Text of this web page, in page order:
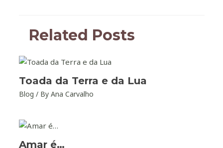
Related Posts
Toada da Terra e da Lua
Blog / By Ana Carvalho
Amar é…